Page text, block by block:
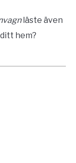
läste även
hem?